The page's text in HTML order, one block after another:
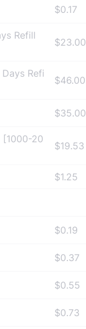
$0.17
Refill
$23.00
Refi
$46.00
$35.00
[1000-20
$19.53
$1.25
$0.19
$0.37
$0.55
$0.73